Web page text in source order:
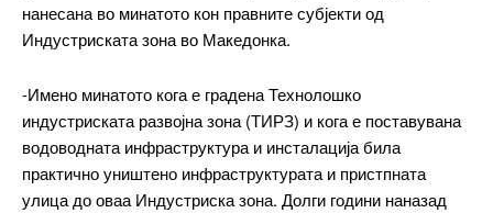
━ pricing plans
нанесана во минатото кон правните субјекти од
Индустриската зона во Македонка.
-Имено минатото кога е градена Технолошко
индустриската развојна зона (ТИРЗ) и кога е поставувана
водоводната инфраструктура и инсталација била
практично уништено инфраструктурата и пристпната
улица до оваа Индустриска зона. Долги години наназад